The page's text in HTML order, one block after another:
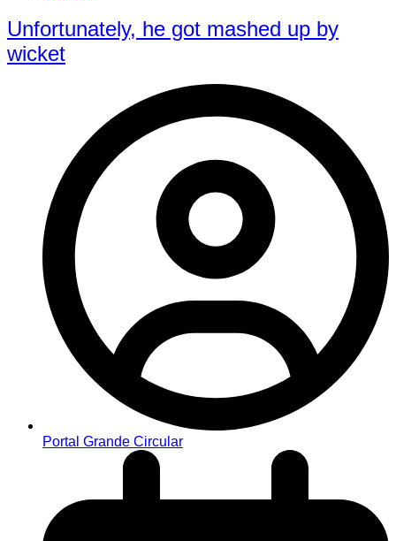
Unfortunately, he got mashed up by
wicket
Portal Grande Circular